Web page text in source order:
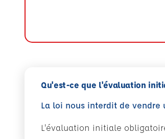
Qu'est-ce que l'évaluation
La loi nous interdit de
L'évaluation initiale